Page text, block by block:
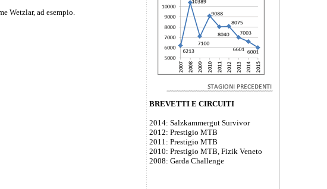
Wetzlar, ad esempio.
BREVETTI E CIRCUITI
2014: Salzkammergut Survivor
2012: Prestigio MTB
2011: Prestigio MTB
2010: Prestigio MTB, Fizik Veneto
2008: Garda Challenge